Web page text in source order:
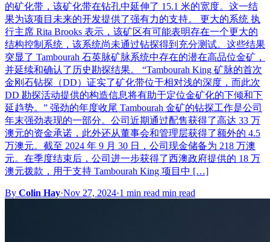
的矿化带，该矿化带在钻孔中延伸了 15.1 米的宽度。这一结
果为该项目未来的开发提供了强有力的支持。 更大的系统 执
行主席 Rita Brooks 表示，该矿区有可能表明存在一个更大的
结构控制系统，该系统尚未通过钻探得到充分测试。这些结果
突显了 Tambourah 石英脉矿脉系统中存在的潜在高品位金矿，
并延续和确认了历史勘探结果。 “Tambourah King 矿脉的首次
金刚石钻探（DD）证实了矿化带位于相对浅的深度，而此次
DD 勘探活动提供的构造信息将有助于定位金矿化的下倾和下
延趋势。” 强劲的年度收尾 Tambourah 金矿的钻探工作是公司
年末强劲表现的一部分。公司近期通过配售获得了高达 33 万
澳元的资金承诺，此外还从董事会和管理层获得了额外的 4.5
万澳元。截至 2024 年 9 月 30 日，公司现金储备为 218 万澳
元。在季度结束后，公司进一步获得了西澳政府提供的 18 万
澳元拨款，用于支持 Tambourah King 项目中 […]
By Colin Hay·Nov 27, 2024·1 min read min read